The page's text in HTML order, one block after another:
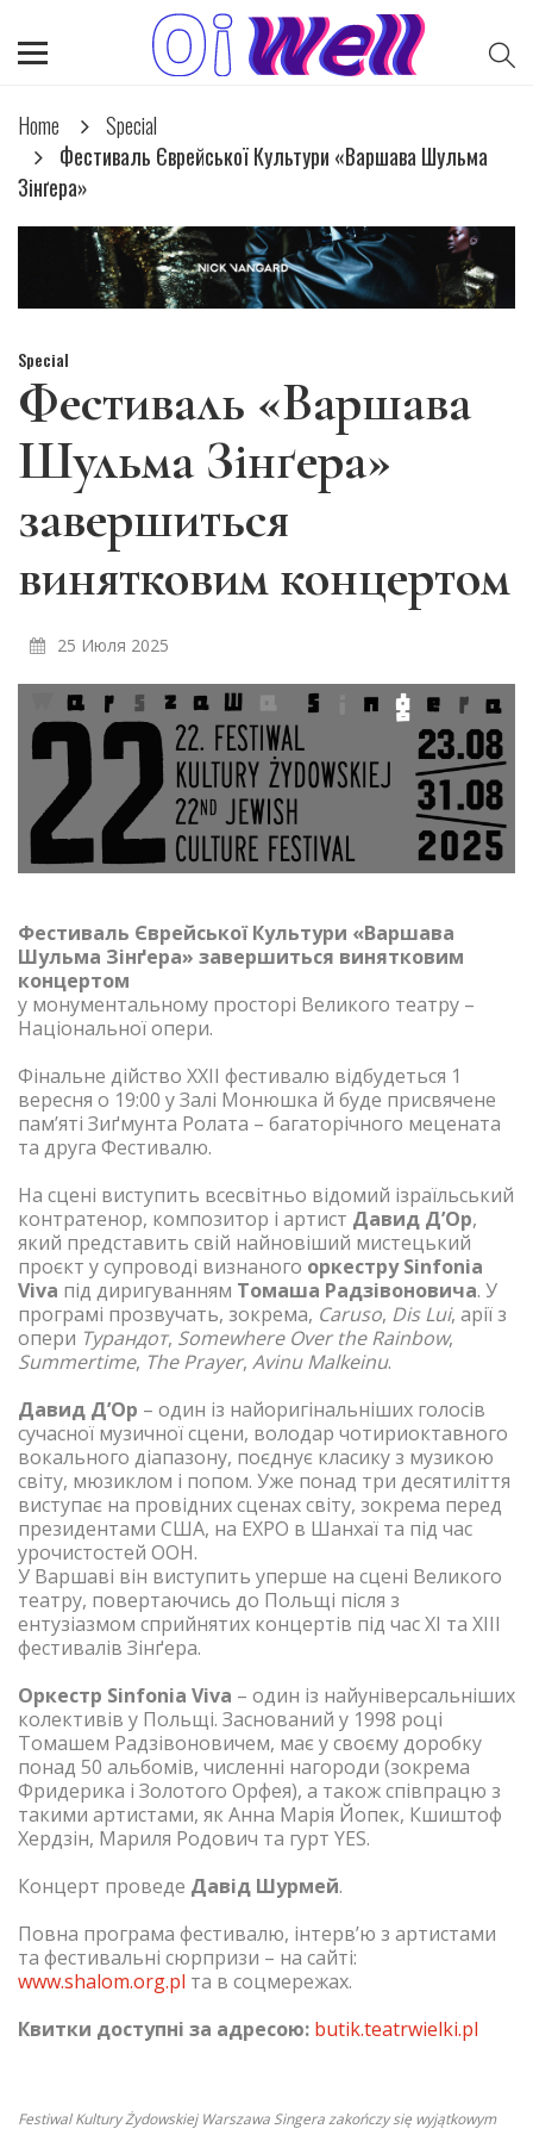
Home
Special
Фестиваль Єврейської Культури «Варшава Шульма
Зінґера»
Special
Фестиваль «Варшава
Шульма Зінґера»
завершиться
винятковим концертом
25 Июля 2025
Фестиваль Єврейської Культури «Варшава
Шульма Зінґера» завершиться винятковим
концертом
у монументальному просторі Великого театру –
Національної опери.
Фінальне дійство XXII фестивалю відбудеться 1
вересня о 19:00 у Залі Монюшка й буде присвячене
пам’яті Зиґмунта Ролата – багаторічного мецената
та друга Фестивалю.
На сцені виступить всесвітньо відомий ізраїльський
контратенор, композитор і артист Давид Д’Ор,
який представить свій найновіший мистецький
проєкт у супроводі визнаного оркестру Sinfonia
Viva під диригуванням Томаша Радзівоновича. У
програмі прозвучать, зокрема, Caruso, Dis Lui, арії з
опери Турандот, Somewhere Over the Rainbow,
Summertime, The Prayer, Avinu Malkeinu.
Давид Д’Ор – один із найоригінальніших голосів
сучасної музичної сцени, володар чотириоктавного
вокального діапазону, поєднує класику з музикою
світу, мюзиклом і попом. Уже понад три десятиліття
виступає на провідних сценах світу, зокрема перед
президентами США, на EXPO в Шанхаї та під час
урочистостей ООН.
У Варшаві він виступить уперше на сцені Великого
театру, повертаючись до Польщі після з
ентузіазмом сприйнятих концертів під час XI та XIII
фестивалів Зінґера.
Оркестр Sinfonia Viva – один із найуніверсальніших
колективів у Польщі. Заснований у 1998 році
Томашем Радзівоновичем, має у своєму доробку
понад 50 альбомів, численні нагороди (зокрема
Фридерика і Золотого Орфея), а також співпрацю з
такими артистами, як Анна Марія Йопек, Кшиштоф
Хердзін, Мариля Родович та гурт YES.
Концерт проведе Давід Шурмей.
Повна програма фестивалю, інтерв’ю з артистами
та фестивальні сюрпризи – на сайті:
www.shalom.org.pl та в соцмережах.
Квитки доступні за адресою: butik.teatrwielki.pl
Festiwal Kultury Żydowskiej Warszawa Singera zakończy się wyjątkowym